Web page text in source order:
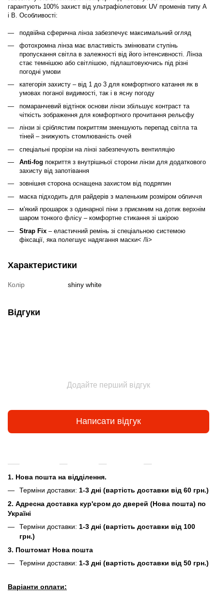
гарантують 100% захист від ультрафіолетових UV променів типу A
і B. Особливості:
подвійна сферична лінза забезпечує максимальний огляд
фотохромна лінза має властивість змінювати ступінь
пропускання світла в залежності від його інтенсивності. Лінза
стає темнішою або світлішою, підлаштовуючись під різні
погодні умови
категорія захисту – від 1 до 3 для комфортного катання як в
умовах поганої видимості, так і в ясну погоду
помаранчевий відтінок основи лінзи збільшує контраст та
чіткість зображення для комфортного прочитання рельєфу
лінзи зі сріблястим покриттям зменшують перепад світла та
тіней – знижують стомлюваність очей
спеціальні прорізи на лінзі забезпечують вентиляцію
Anti-fog покриття з внутрішньої сторони лінзи для додаткового
захисту від запотівання
зовнішня сторона оснащена захистом від подряпин
маска підходить для райдерів з маленьким розміром обличчя
м'який прошарок з одинарної піни з приємним на дотик верхнім
шаром тонкого флісу – комфортне стикання зі шкірою
Strap Fix – еластичний ремінь зі спеціальною системою
фіксації, яка полегшує надягання маски< /li>
Характеристики
Колір shiny white
Відгуки
Додайте перший відгук
Написати відгук
1. Нова пошта на відділення.
Терміни доставки: 1-3 дні (вартість доставки від 60 грн.)
2. Адресна доставка кур'єром до дверей (Нова пошта) по
Україні
Терміни доставки: 1-3 дні (вартість доставки від 100
грн.)
3. Поштомат Нова пошта
Терміни доставки: 1-3 дні (вартість доставки від 50 грн.)
Варіанти оплати: